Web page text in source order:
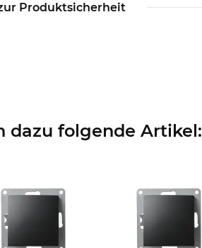
Produktsicherheit
dazu folgende Artikel: